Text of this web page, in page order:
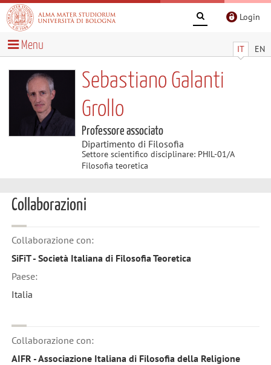
Login
IT EN
Menu
Sebastiano Galanti
Grollo
Professore associato
Dipartimento di Filosofia
Settore scientifico disciplinare: PHIL-01/A
Filosofia teoretica
Collaborazioni
Collaborazione con:
SiFiT - Società Italiana di Filosofia Teoretica
Paese:
Italia
Collaborazione con:
AIFR - Associazione Italiana di Filosofia della Religione